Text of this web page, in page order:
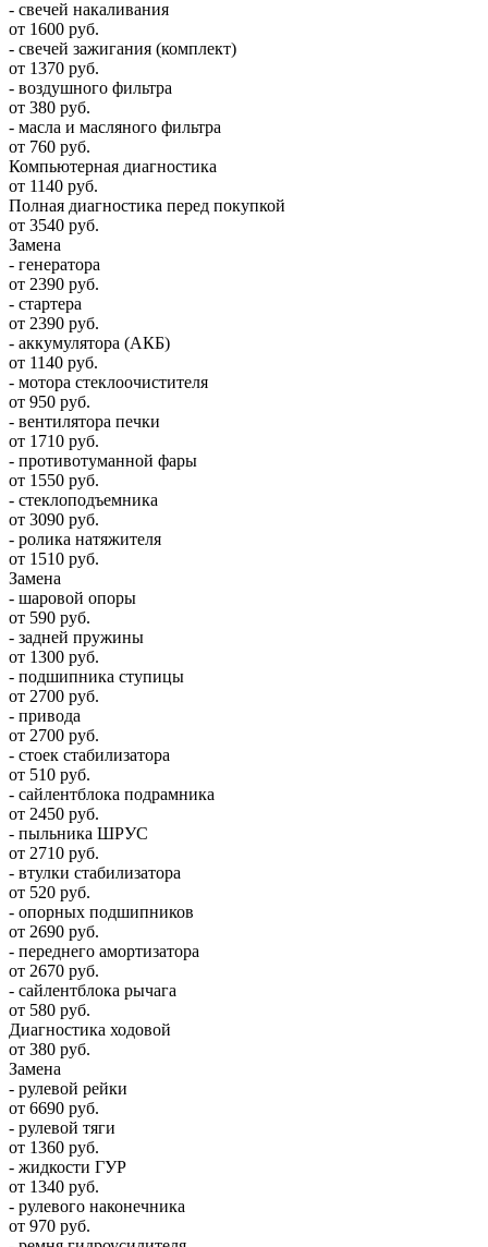
- свечей накаливания
от 1600 руб.
- свечей зажигания (комплект)
от 1370 руб.
- воздушного фильтра
от 380 руб.
- масла и масляного фильтра
от 760 руб.
Компьютерная диагностика
от 1140 руб.
Полная диагностика перед покупкой
от 3540 руб.
Замена
- генератора
от 2390 руб.
- стартера
от 2390 руб.
- аккумулятора (АКБ)
от 1140 руб.
- мотора стеклоочистителя
от 950 руб.
- вентилятора печки
от 1710 руб.
- противотуманной фары
от 1550 руб.
- стеклоподъемника
от 3090 руб.
- ролика натяжителя
от 1510 руб.
Замена
- шаровой опоры
от 590 руб.
- задней пружины
от 1300 руб.
- подшипника ступицы
от 2700 руб.
- привода
от 2700 руб.
- стоек стабилизатора
от 510 руб.
- сайлентблока подрамника
от 2450 руб.
- пыльника ШРУС
от 2710 руб.
- втулки стабилизатора
от 520 руб.
- опорных подшипников
от 2690 руб.
- переднего амортизатора
от 2670 руб.
- сайлентблока рычага
от 580 руб.
Диагностика ходовой
от 380 руб.
Замена
- рулевой рейки
от 6690 руб.
- рулевой тяги
от 1360 руб.
- жидкости ГУР
от 1340 руб.
- рулевого наконечника
от 970 руб.